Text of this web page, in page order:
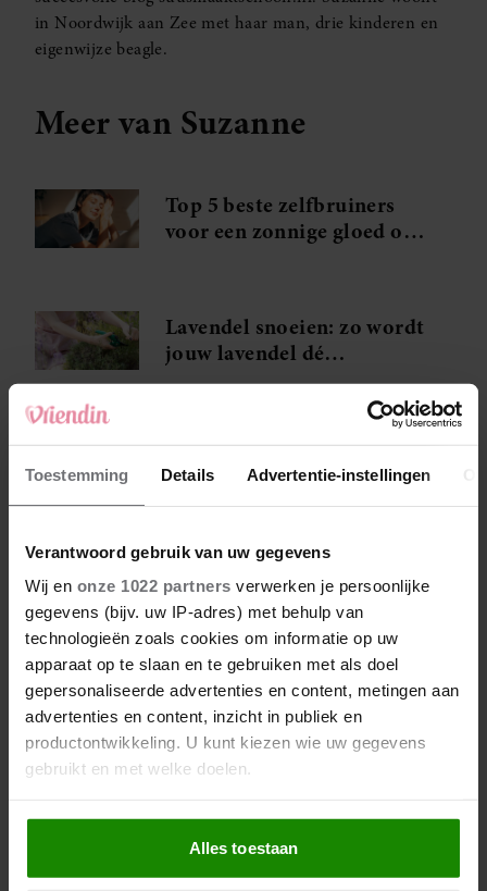
Toestemming Details Advertentie-instellingen
Verantwoord gebruik van uw gegevens
Wij en onze 1022 partners verwerken je persoonlijke
gegevens (bijv. uw IP-adres) met behulp van
technologieën zoals cookies om informatie op uw
apparaat op te slaan en te gebruiken met als doel
gepersonaliseerde advertenties en content, metingen aan
advertenties en content, inzicht in publiek en
productontwikkeling. U kunt kiezen wie uw gegevens
gebruikt en met welke doelen.
Als u het toestaat, willen we ook graag:
Informatie verzamelen over uw geografische
locatie, die tot een paar meter nauwkeurig kan zijn
Alles toestaan
in Noordwijk aan Zee met haar man, drie kinderen en
eigenwijze beagle.
Meer van Suzanne
Top 5 beste zelfbruiners
voor een zonnige gloed op
Lavendel snoeien: zo wordt
jouw lavendel dé
blikvanger van de straat
Met deze 2 extra’s wordt je
pasta carbonara de beste
die je ooit hebt geproefd